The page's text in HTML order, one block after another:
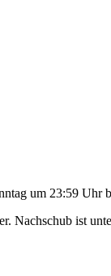
um 23:59 Uhr
Nachschub ist